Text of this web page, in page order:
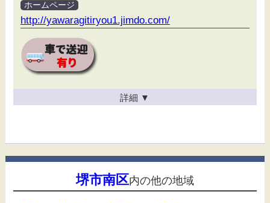
ホームページ
http://yawaragitiryou1.jimdo.com/
詳細 ▼
堺市南区内の他の地域